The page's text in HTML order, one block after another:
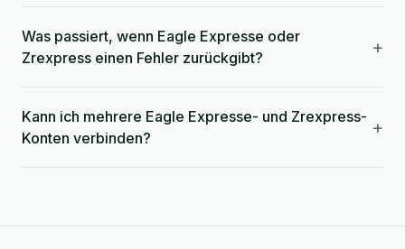
Was passiert, wenn Eagle Expresse oder
Zrexpress einen Fehler zurückgibt?
+
Kann ich mehrere Eagle Expresse- und Zrexpress-
Konten verbinden?
+